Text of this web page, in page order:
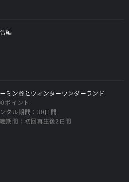
編
ミン谷とウィンターワンダーランド
ポイント
タル期間：30日間
期間：初回再生後2日間